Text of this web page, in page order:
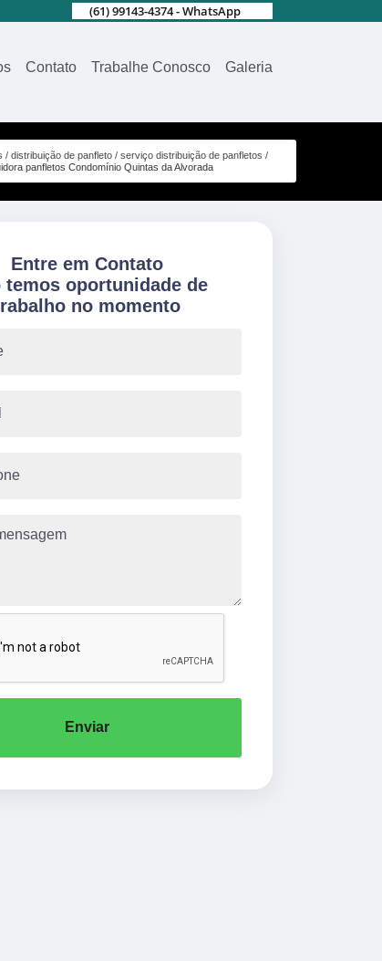
(61) 99143-4374 - WhatsApp
Contato Trabalhe Conosco Galeria
distribuição de panfleto
serviço distribuição de panfletos
panfletos Condomínio Quintas da Alvorada
Entre em Contato
temos oportunidade de
no momento
Enviar